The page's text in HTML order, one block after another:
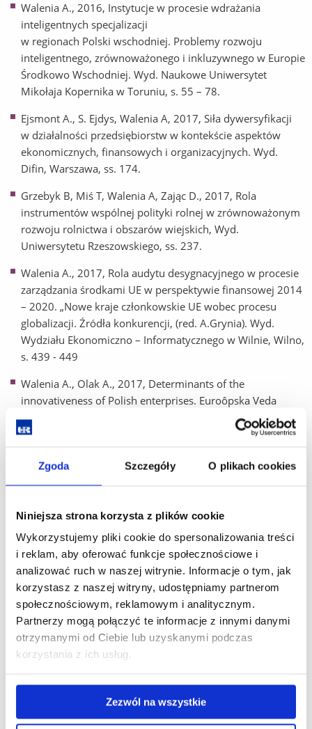
Zgoda Szczegóły O plikach cookies
Niniejsza strona korzysta z plików cookie
Wykorzystujemy pliki cookie do spersonalizowania treści
i reklam, aby oferować funkcje społecznościowe i
analizować ruch w naszej witrynie. Informacje o tym, jak
korzystasz z naszej witryny, udostępniamy partnerom
społecznościowym, reklamowym i analitycznym.
Partnerzy mogą połączyć te informacje z innymi danymi
otrzymanymi od Ciebie lub uzyskanymi podczas
korzystania z ich usług.
Zezwól na wszystkie
Walenia A., 2016, Instytucje w procesie wdrażania
inteligentnych specjalizacji
w regionach Polski wschodniej. Problemy rozwoju
inteligentnego, zrównoważonego i inkluzywnego w Europie
Środkowo Wschodniej. Wyd. Naukowe Uniwersytet
Mikołaja Kopernika w Toruniu, s. 55 – 78.
Ejsmont A., S. Ejdys, Walenia A, 2017, Siła dywersyfikacji
w działalności przedsiębiorstw w kontekście aspektów
ekonomicznych, finansowych i organizacyjnych. Wyd.
Difin, Warszawa, ss. 174.
Grzebyk B, Miś T, Walenia A, Zając D., 2017, Rola
instrumentów wspólnej polityki rolnej w zrównoważonym
rozwoju rolnictwa i obszarów wiejskich, Wyd.
Uniwersytetu Rzeszowskiego, ss. 237.
Walenia A., 2017, Rola audytu desygnacyjnego w procesie
zarządzania środkami UE w perspektywie finansowej 2014
– 2020. „Nowe kraje członkowskie UE wobec procesu
globalizacji. Źródła konkurencji, (red. A.Grynia). Wyd.
Wydziału Ekonomiczno – Informatycznego w Wilnie, Wilno,
s. 439 - 449
Walenia A., Olak A., 2017, Determinants of the
innovativeness of Polish enterprises. Euroôpska Veda
Vedecký časopis. European Science. Scientific Jornal
2/2017, Podhájska 2017, s. 13 – 20.
Walenia A, 2018, Mechanizmy kontroli instrumentów
Warszawa 2018, ISBN: 978-83-8085-570-0, liczba stron:
Walenia A., 2018, Ethical standards in the process of
counteracting financial abuse with regard to the EU budget
funds. The Case of Poland. Wyd. Uniwersytetu Łódzkiego,
Annales. Etyka w Życiu Gospodarczym, vol. 21, nr 2,s. 73 –
97.
Walenia A., 2018, Podstawowe zasady programowania
w perspektywie finansowej 2014 – 2020. Zeszyty Naukowe
Staropolskiej Szkoły Wyższej w Kielcach. Polska i świat
wobec współczesnych wyzwań społeczno –